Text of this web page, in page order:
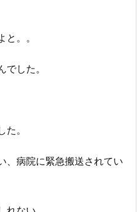
。。
した。
。
、病院に緊急搬送されてい